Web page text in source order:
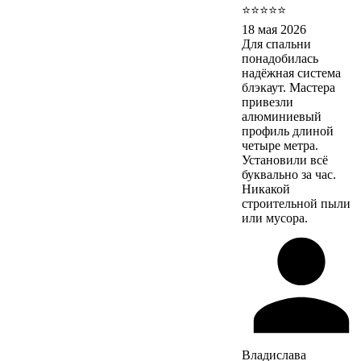
⭐⭐⭐⭐⭐
18 мая 2026
Для спальни
понадобилась
надёжная система
блэкаут. Мастера
привезли
алюминиевый
профиль длиной
четыре метра.
Установили всё
буквально за час.
Никакой
строительной пыли
или мусора.
Владислава